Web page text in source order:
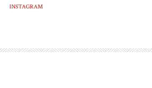
INSTAGRAM